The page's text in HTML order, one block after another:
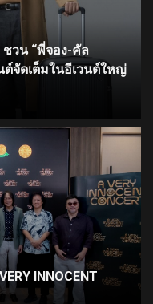
ชวน “พี่จอง-คัล
ต์จัดเต็มในอีเวนต์ใหญ่
INNOCENT